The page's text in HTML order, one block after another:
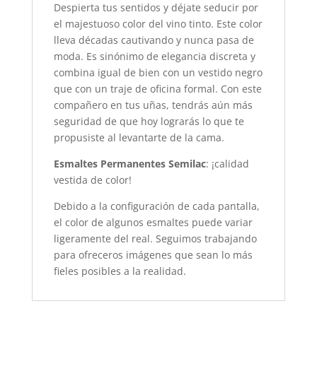
Despierta tus sentidos y déjate seducir por
el majestuoso color del vino tinto. Este color
lleva décadas cautivando y nunca pasa de
moda. Es sinónimo de elegancia discreta y
combina igual de bien con un vestido negro
que con un traje de oficina formal. Con este
compañero en tus uñas, tendrás aún más
seguridad de que hoy lograrás lo que te
propusiste al levantarte de la cama.
Esmaltes Permanentes Semilac: ¡calidad
vestida de color!
Debido a la configuración de cada pantalla,
el color de algunos esmaltes puede variar
ligeramente del real. Seguimos trabajando
para ofreceros imágenes que sean lo más
fieles posibles a la realidad.